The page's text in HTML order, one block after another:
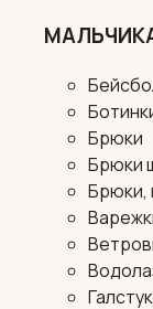
Брюки
Брюки
Брюки,